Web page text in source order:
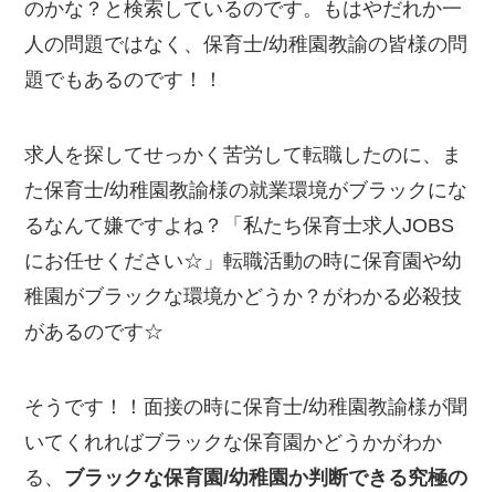
のかな？と検索しているのです。もはやだれか一
人の問題ではなく、保育士/幼稚園教諭の皆様の問
題でもあるのです！！
求人を探してせっかく苦労して転職したのに、ま
た保育士/幼稚園教諭様の就業環境がブラックにな
るなんて嫌ですよね？「私たち保育士求人JOBS
にお任せください☆」転職活動の時に保育園や幼
稚園がブラックな環境かどうか？がわかる必殺技
があるのです☆
そうです！！面接の時に保育士/幼稚園教諭様が聞
いてくれればブラックな保育園かどうかがわか
る、 ブラックな保育園/幼稚園か判断できる究極の